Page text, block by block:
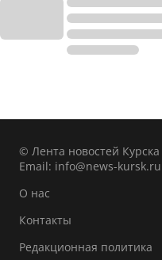
© Лента новостей Курска
Email: info@news-kursk.ru
О нас
Контакты
Редакционная политика